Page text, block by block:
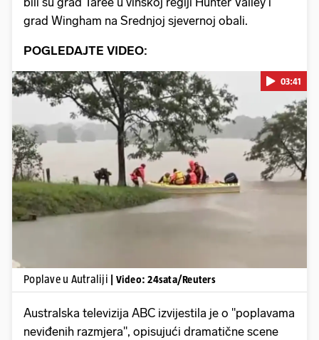
grad Wingham na Srednjoj sjevernoj obali.
POGLEDAJTE VIDEO:
Pokretanje videa...
03:41
Poplave u Autraliji | Video: 24sata/Reuters
Australska televizija ABC izvijestila je o "poplavama
neviđenih razmjera", opisujući dramatične scene